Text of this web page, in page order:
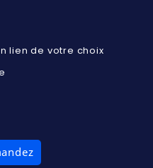
lien de votre choix